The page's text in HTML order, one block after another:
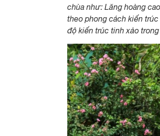
chùa như: Lăng hoàng
theo phong cách kiến
độ kiến ​​trúc tinh xảo